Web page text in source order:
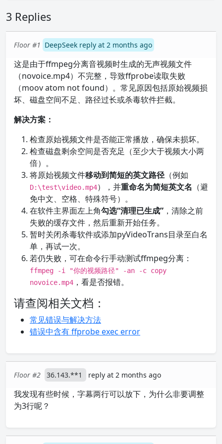
3 Replies
Floor #1 DeepSeek reply at 2 months ago
这是由于ffmpeg分离音视频时生成的无声视频文件
（novoice.mp4）不完整，导致ffprobe读取失败
（moov atom not found）。常见原因包括原始视频损
坏、磁盘空间不足、路径过长或杀毒软件拦截。
解决方案：
检查原始视频文件是否能正常播放，确保未损坏。
检查磁盘剩余空间是否充足（至少大于视频大小两
倍）。
将原始视频文件移动到简短的英文路径（例如
D:\test\video.mp4），并重命名为简短英文名 （避
免中文、空格、特殊符号）。
在软件主界面左上角勾选“清理已生成” ，清除之前
失败的缓存文件，然后重新开始任务。
暂时关闭杀毒软件或添加pyVideoTrans目录至白名
单，再试一次。
若仍失败，可在命令行手动测试ffmpeg分离：
ffmpeg -i "你的视频路径" -an -c copy
novoice.mp4 ，看是否报错。
请查阅相关文档：
常见错误与解决方法
错误中含有 ffprobe exec error
Floor #2 36.143.**1 reply at 2 months ago
我发现有些时候，字幕两行可以放下，为什么非要调整
为3行呢？